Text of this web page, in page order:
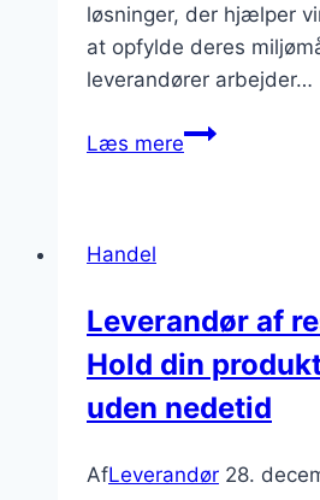
løsninger, der hjælper
at opfylde deres
leverandører arbejder…
Læs mereLeverandør
Handel
Leverandør af
Hold din
uden nedetid
AfLeverandør 28.